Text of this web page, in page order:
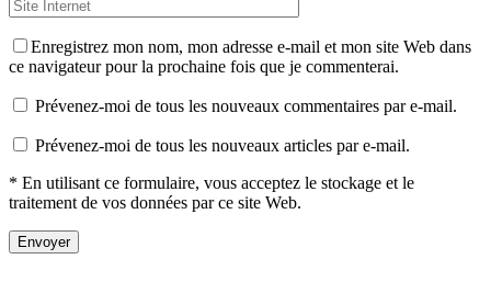
Enregistrez mon nom, mon adresse e-mail et mon site Web dans
ce navigateur pour la prochaine fois que je commenterai.
Prévenez-moi de tous les nouveaux commentaires par e-mail.
Prévenez-moi de tous les nouveaux articles par e-mail.
* En utilisant ce formulaire, vous acceptez le stockage et le
traitement de vos données par ce site Web.